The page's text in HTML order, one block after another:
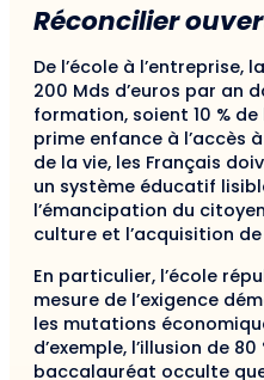
Réconcilier
De l’école à l’entreprise,
200 Mds d’euros par an
formation, soient 10 %
prime enfance à l’accès
de la vie, les Français
un système éducatif
l’émancipation du
culture et l’acquisition
En particulier, l’école
mesure de l’exigence
les mutations
d’exemple, l’illusion de
baccalauréat occulte